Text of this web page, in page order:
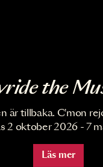
the
är tillbaka. C'mon
2 oktober 2026 - 7
Läs mer